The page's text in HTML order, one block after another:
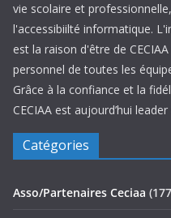
vie scolaire et
l'accessibiilté informatique.
est la raison d'être de
personnel de toutes les
Grâce à la confiance et la
CECIAA est aujourd’hui
Catégories
Asso/Partenaires Ceciaa